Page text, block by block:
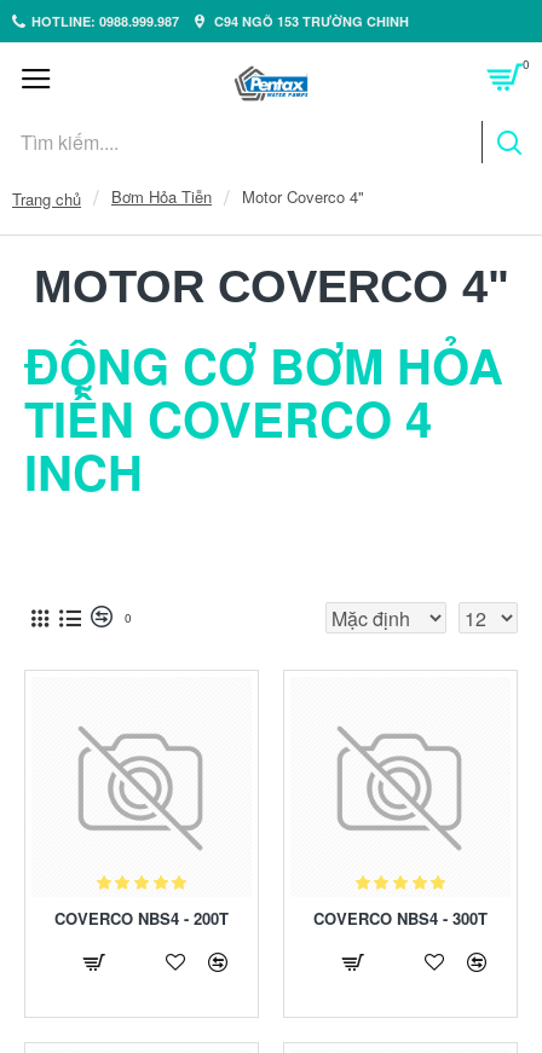
HOTLINE: 0988.999.987 C94 NGÕ 153 TRƯỜNG CHINH
0
Trang chủ Bơm Hỏa Tiễn Motor Coverco 4"
MOTOR COVERCO 4"
ĐỘNG CƠ BƠM HỎA
TIỄN COVERCO 4
INCH
0
COVERCO NBS4 - 200T COVERCO NBS4 - 300T